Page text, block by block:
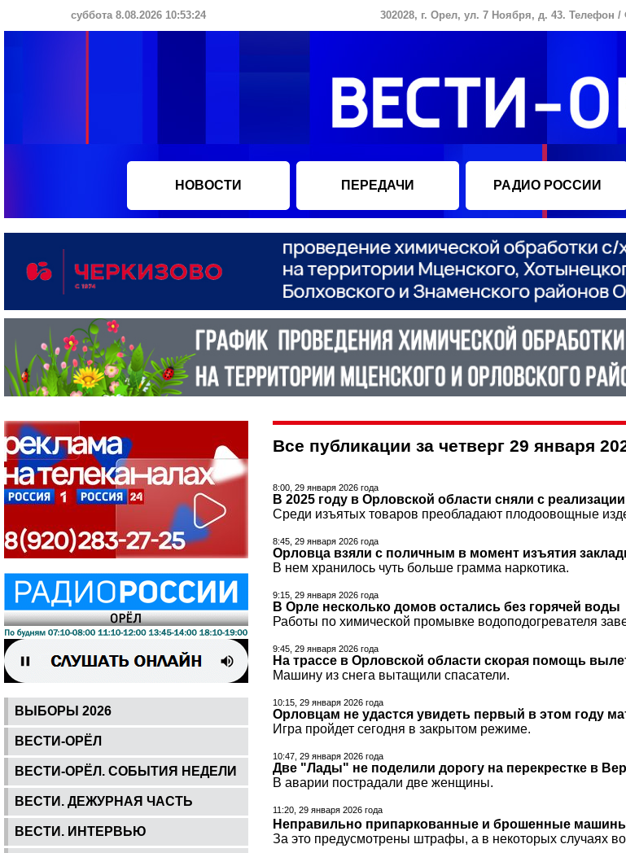
суббота 8.08.2026 10:53:25 302028, г. Орел, ул. 7 Ноября, д. 43. Телефон /
НОВОСТИ ПЕРЕДАЧИ РАДИО РОССИИ
ВЫБОРЫ 2026
ВЕСТИ-ОРЁЛ
ВЕСТИ-ОРЁЛ. СОБЫТИЯ НЕДЕЛИ
ВЕСТИ. ДЕЖУРНАЯ ЧАСТЬ
ВЕСТИ. ИНТЕРВЬЮ
Все публикации за четверг 29 января
8:00, 29 января 2026 года
В 2025 году в Орловской области сняли с
Среди изъятых товаров преобладают плодоовощные
8:45, 29 января 2026 года
Орловца взяли с поличным в момент изъятия
В нем хранилось чуть больше грамма наркотика.
9:15, 29 января 2026 года
В Орле несколько домов остались без горячей воды
Работы по химической промывке водоподогревателя
9:45, 29 января 2026 года
На трассе в Орловской области скорая помощь
Машину из снега вытащили спасатели.
10:15, 29 января 2026 года
Орловцам не удастся увидеть первый в этом году
Игра пройдет сегодня в закрытом режиме.
10:47, 29 января 2026 года
Две "Лады" не поделили дорогу на перекрестке в
В аварии пострадали две женщины.
11:20, 29 января 2026 года
Неправильно припаркованные и брошенные машины
За это предусмотрены штрафы, а в некоторых случаях